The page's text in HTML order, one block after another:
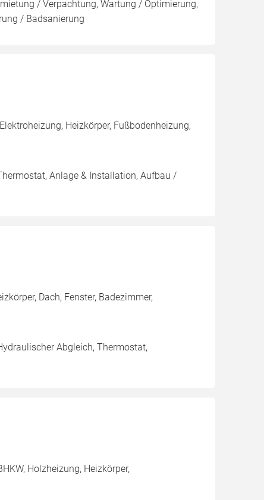
/ Verpachtung, Wartung / Optimierung,
/ Badsanierung
Heizkörper, Fußbodenheizung,
Anlage & Installation, Aufbau /
Dach, Fenster, Badezimmer,
Abgleich, Thermostat,
Holzheizung, Heizkörper,